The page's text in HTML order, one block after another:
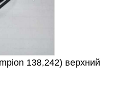
138,242) верхний